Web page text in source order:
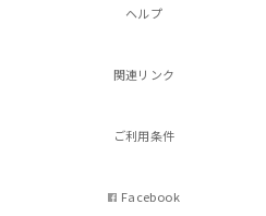
ヘルプ
関連リンク
ご利用条件
Facebook